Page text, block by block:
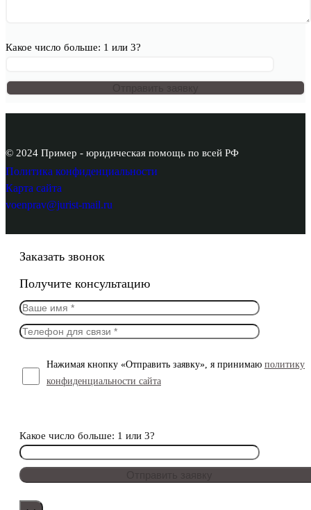
Какое число больше: 1 или 3?
© 2024 Пример - юридическая помощь по всей РФ
Политика конфиденциальности
Карта сайта
voenprav@jurist-mail.ru
Заказать звонок
Получите консультацию
Нажимая кнопку «Отправить заявку», я принимаю политику
конфиденциальности сайта
Какое число больше: 1 или 3?